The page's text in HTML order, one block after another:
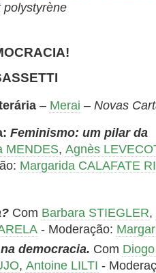
polystyrène
– Merai – Novas
Feminismo: um pilar da
MENDES, Agnès
: Margarida CALAFATE
Com Barbara STIEGLER,
- Moderação:
democracia. Com
, Antoine LILTI -